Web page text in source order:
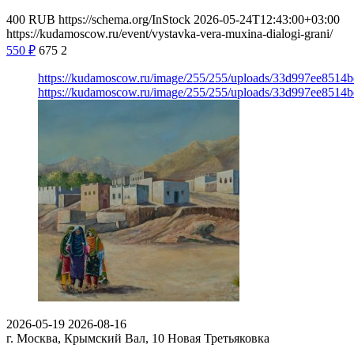
400 RUB https://schema.org/InStock 2026-05-24T12:43:00+03:00
https://kudamoscow.ru/event/vystavka-vera-muxina-dialogi-grani/
550 ₽ 675 2
https://kudamoscow.ru/image/255/255/uploads/
https://kudamoscow.ru/image/255/255/uploads/
2026-05-19 2026-08-16
г. Москва, Крымский Вал, 10 Новая Третьяковка